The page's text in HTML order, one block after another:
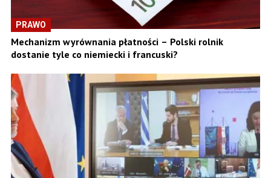
PRAWO
Mechanizm wyrównania płatności – Polski rolnik
dostanie tyle co niemiecki i francuski?